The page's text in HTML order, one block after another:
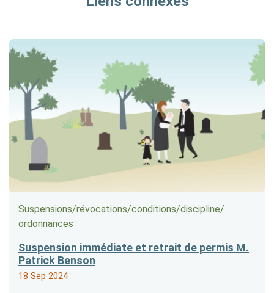
Suspensions/​révocations/​conditions/​discipline/​
ordonnances
Suspension immédiate et retrait de permis M.
Patrick Benson
18 Sep 2024